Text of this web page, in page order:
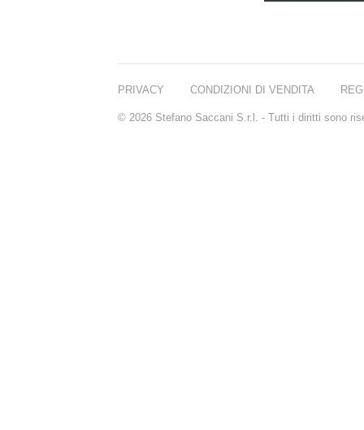
PRIVACY CONDIZIONI DI VENDITA
© 2026 Stefano Saccani S.r.l. - Tutti i diritti sono